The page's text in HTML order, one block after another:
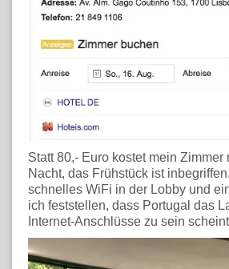
Statt 80,- Euro kostet mein Zimmer
Nacht, das Frühstück ist
schnelles WiFi in der Lobby und
ich feststellen, dass Portugal das
Internet-Anschlüsse zu sein